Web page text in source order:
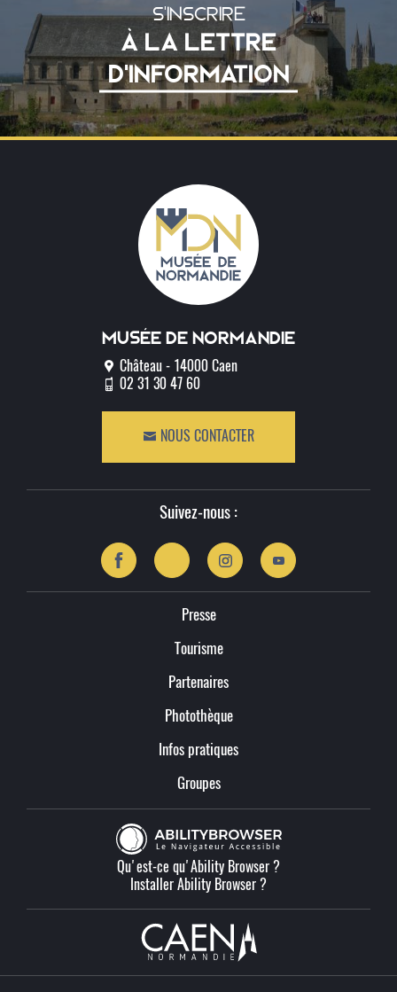
S'INSCRIRE
À LA LETTRE
D'INFORMATION
Musée de normandie
Château - 14000 Caen
02 31 30 47 60
NOUS CONTACTER
Suivez-nous :
Presse
Tourisme
Partenaires
Photothèque
Infos pratiques
Groupes
Qu'est-ce qu'Ability Browser ?
Installer Ability Browser ?